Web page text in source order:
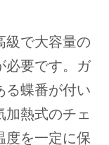
級で大容量の
必要です。ガ
る蝶番が付い
加熱式のチェ
度を一定に保